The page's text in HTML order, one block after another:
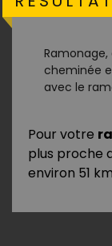
cheminée
avec le
Pour votre
plus proche
environ 51